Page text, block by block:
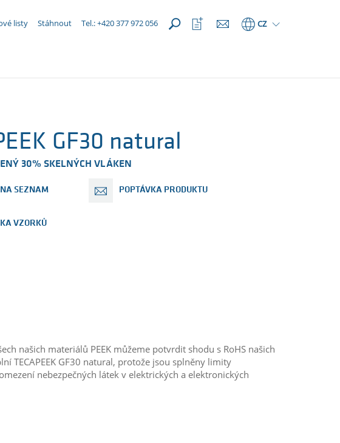
listy Stáhnout Tel.: +420 377 972 056 CZ
Otevřít
seznam
GF30 natural
30% SKELNÝCH VLÁKEN
SEZNAM POPTÁVKA PRODUKTU
VZORKŮ
našich materiálů PEEK můžeme potvrdit shodu s RoHS našich
TECAPEEK GF30 natural, protože jsou splněny limity
nebezpečných látek v elektrických a elektronických